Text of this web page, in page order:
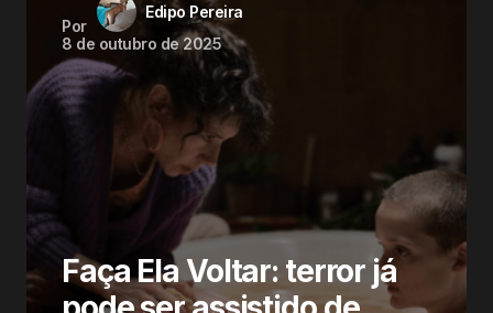
Por
Edipo Pereira
8 de outubro de 2025
Faça Ela Voltar: terror já